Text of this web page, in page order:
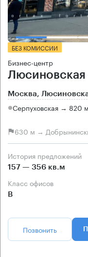
БЕЗ КОМИССИИ
Бизнес-центр
Москва,
Серпуховская → 820 м
630 м →
История предложений
157 — 356 кв.м
Класс офисов
B
Позвонить